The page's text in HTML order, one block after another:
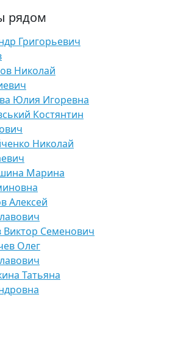
рядом
Григорьевич
Николай
Юлия Игоревна
Костянтин
Николай
Марина
Алексей
Виктор Семенович
Олег
Татьяна